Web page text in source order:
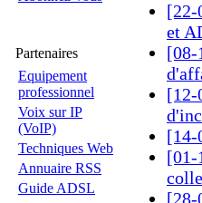
Partenaires
Equipement
professionnel
Voix sur IP
(VoIP)
Techniques Web
Annuaire RSS
Guide ADSL
[22-
et
[08-
[12-
[14-
[01-
[28-